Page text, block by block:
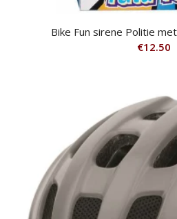
Bike Fun sirene Politie
€12.50